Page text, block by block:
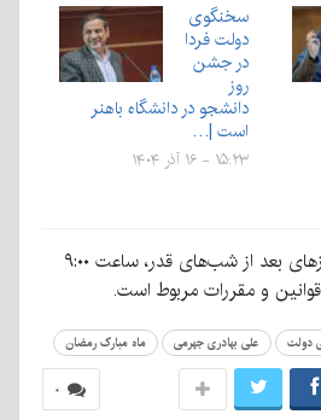
سخنگوی
دولت فردا
در جشن
روز
دانشجو در دانشگاه باهنر
است |…
۱۵:۲۳ - ۱۶ آذر ۱۴۰۴
ساعت شروع به کار در روزهای بعد از شب‌های قدر، ساعت ۹:۰۰
و مقررات مربوط است.
دولت علی بهادری جهرمی ماه مبارک رمضان
۰